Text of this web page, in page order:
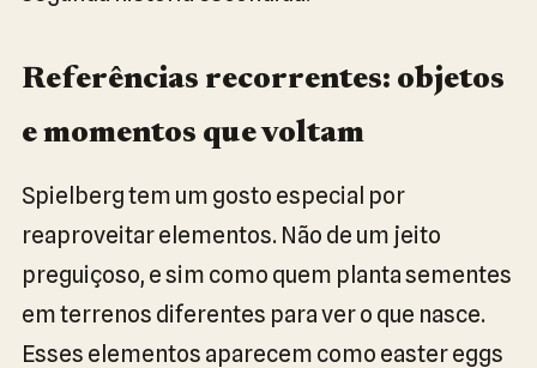
Referências recorrentes: objetos
e momentos que voltam
Spielberg tem um gosto especial por
reaproveitar elementos. Não de um jeito
preguiçoso, e sim como quem planta sementes
em terrenos diferentes para ver o que nasce.
Esses elementos aparecem como easter eggs